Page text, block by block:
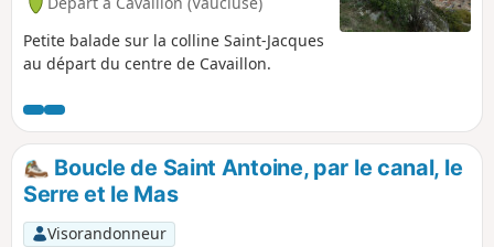
Petite balade sur la colline Saint-Jacques
au départ du centre de Cavaillon.
Boucle de Saint Antoine, par le canal, le
Serre et le Mas
Visorandonneur